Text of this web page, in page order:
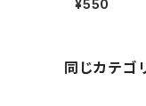
¥550
同じカテゴ